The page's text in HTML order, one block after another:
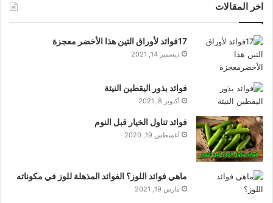
اخر المقالات
17فوائد لأوراق التين هذا الأخضر معجزة
ديسمبر 14, 2021
فوائد بذور اليقطين النيئة
أكتوبر 8, 2021
فوائد تناول الخيار قبل النوم
أغسطس 19, 2020
ماهي فوائد اللوز؟ الفوائد المذهلة للوز في مكوناته
مارس 19, 2021